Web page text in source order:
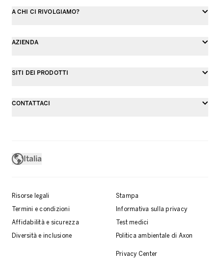
A CHI CI RIVOLGIAMO?
AZIENDA
SITI DEI PRODOTTI
CONTATTACI
Italia
Risorse legali
Stampa
Termini e condizioni
Informativa sulla privacy
Affidabilità e sicurezza
Test medici
Diversità e inclusione
Politica ambientale di Axon
Privacy Center